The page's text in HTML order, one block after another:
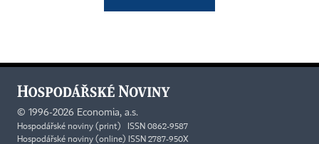
© 1996-2026 Economia, a.s.
Hospodářské noviny (print) ISSN 0862-9587
Hospodářské noviny (online) ISSN 2787-950X